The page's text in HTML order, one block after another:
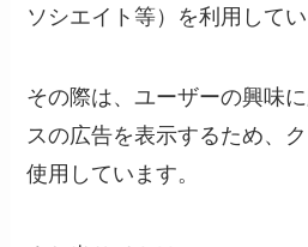
ソシエイト等）を利用してい
その際は、ユーザーの興味
スの広告を表示するため、
使用しています。